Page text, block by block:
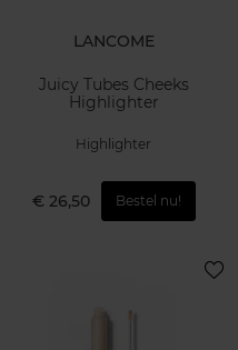
LANCOME
Juicy Tubes Cheeks
Highlighter
Highlighter
€ 26,50 Bestel nu!